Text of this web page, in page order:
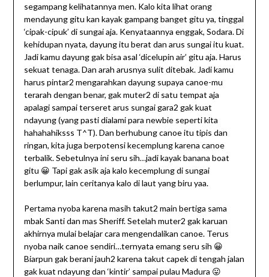
segampang kelihatannya men. Kalo kita lihat orang
mendayung gitu kan kayak gampang banget gitu ya, tinggal
‘cipak-cipuk’ di sungai aja. Kenyataannya enggak, Sodara. Di
kehidupan nyata, dayung itu berat dan arus sungai itu kuat.
Jadi kamu dayung gak bisa asal ‘dicelupin air’ gitu aja. Harus
sekuat tenaga. Dan arah arusnya sulit ditebak. Jadi kamu
harus pintar2 mengarahkan dayung supaya canoe-mu
terarah dengan benar, gak muter2 di satu tempat aja
apalagi sampai terseret arus sungai gara2 gak kuat
ndayung (yang pasti dialami para newbie seperti kita
hahahahiksss T^T). Dan berhubung canoe itu tipis dan
ringan, kita juga berpotensi kecemplung karena canoe
terbalik. Sebetulnya ini seru sih…jadi kayak banana boat
gitu 😀 Tapi gak asik aja kalo kecemplung di sungai
berlumpur, lain ceritanya kalo di laut yang biru yaa.
Pertama nyoba karena masih takut2 main bertiga sama
mbak Santi dan mas Sheriff. Setelah muter2 gak karuan
akhirnya mulai belajar cara mengendalikan canoe. Terus
nyoba naik canoe sendiri…ternyata emang seru sih 😀
Biarpun gak berani jauh2 karena takut capek di tengah jalan
gak kuat ndayung dan ‘kintir’ sampai pulau Madura 😛